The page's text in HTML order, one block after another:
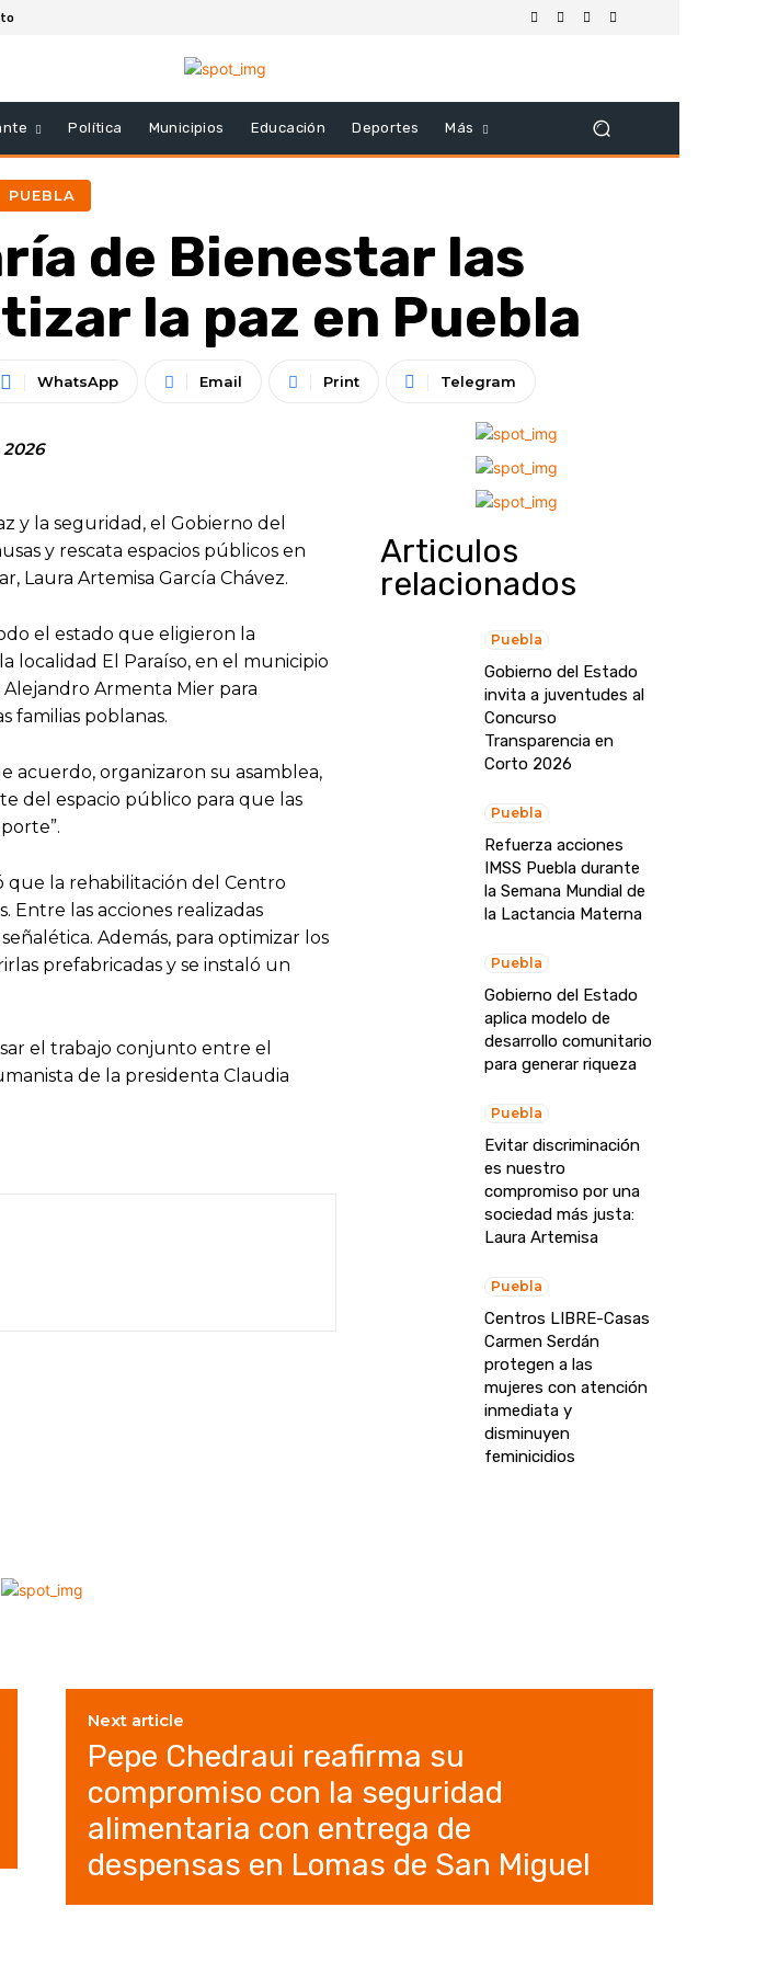
Política Municipios Educación Deportes Más
PUEBLA
de Bienestar las
la paz en Puebla
WhatsApp Email Print Telegram
y la seguridad, el Gobierno del
y rescata espacios públicos en
Laura Artemisa García Chávez.
el estado que eligieron la
localidad El Paraíso, en el municipio
Armenta Mier para
familias poblanas.
acuerdo, organizaron su asamblea,
del espacio público para que las
que la rehabilitación del Centro
Entre las acciones realizadas
Además, para optimizar los
prefabricadas y se instaló un
el trabajo conjunto entre el
de la presidenta Claudia
Articulos
relacionados
Puebla
Gobierno del Estado
invita a juventudes al
Concurso
Transparencia en
Corto 2026
Puebla
Refuerza acciones
IMSS Puebla durante
la Semana Mundial de
la Lactancia Materna
Puebla
Gobierno del Estado
aplica modelo de
desarrollo comunitario
para generar riqueza
Puebla
Evitar discriminación
es nuestro
compromiso por una
sociedad más justa:
Laura Artemisa
Puebla
Centros LIBRE-Casas
Carmen Serdán
protegen a las
mujeres con atención
inmediata y
disminuyen
feminicidios
Next article
Pepe Chedraui reafirma su
compromiso con la seguridad
alimentaria con entrega de
despensas en Lomas de San Miguel